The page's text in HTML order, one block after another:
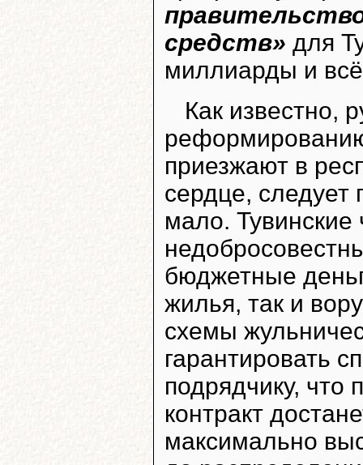
средств» для
миллиарды и
Как известно,
приезжают в
сердце, следует
мало. Тувинские
бюджетные
жилья, так и
схемы
гарантировать
подрядчику,
контракт
максимально